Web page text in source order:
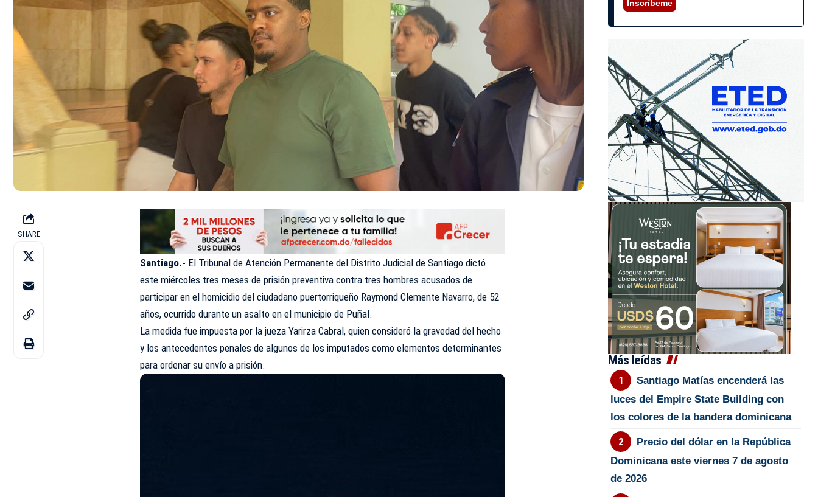
SHARE
Santiago.- El Tribunal deAtención Permanente del Distrito Judicial de Santiagodictó
este miércoles tres meses de prisión preventiva contra tres hombres acusados de
participar en el homicidio del ciudadano puertorriqueño Raymond Clemente Navarro, de 52
años, ocurrido durante un asalto en el municipio de Puñal.
La medida fue impuesta por la jueza Yarirza Cabral, quien consideró la gravedad del hecho
y los antecedentes penales de algunos de los imputados como elementos determinantes
para ordenar su envío a prisión.
Inscríbeme
Más leídas
Santiago Matías encenderá las
luces del Empire State Building con
los colores de la bandera dominicana
Precio del dólar en la República
Dominicana este viernes 7 de agosto
de 2026